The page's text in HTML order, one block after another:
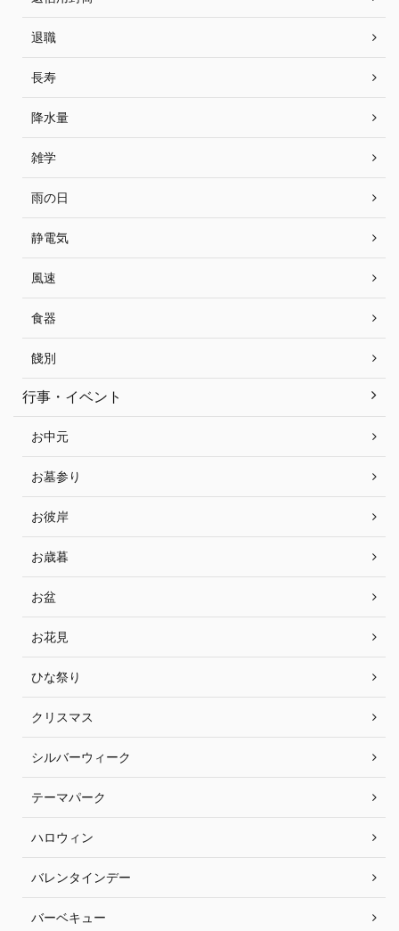
退職
長寿
降水量
雑学
雨の日
静電気
風速
食器
餞別
行事・イベント
お中元
お墓参り
お彼岸
お歳暮
お盆
お花見
ひな祭り
クリスマス
シルバーウィーク
テーマパーク
ハロウィン
バレンタインデー
バーベキュー